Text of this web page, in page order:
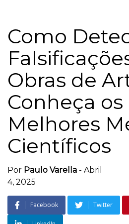
Como
Obras de
Conheça os
Melhores
Científicos
Por Paulo Varella - Abril
4, 2025
Facebook Twitter